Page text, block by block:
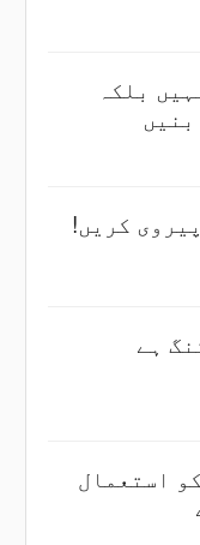
بلکہ
کریں!
ہے
استعمال